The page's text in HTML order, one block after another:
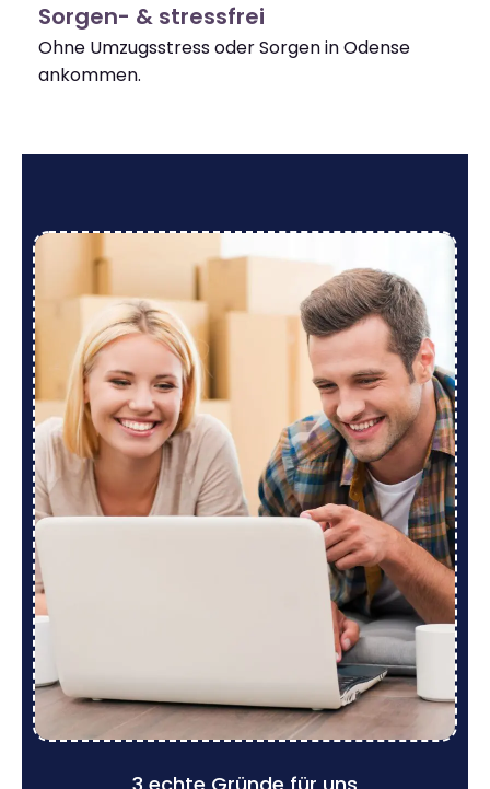
Sorgen- & stressfrei
Ohne Umzugsstress oder Sorgen in Odense
ankommen.